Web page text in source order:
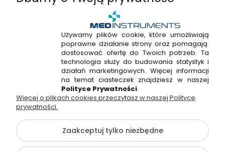
+48 720 915 338
+48 22 298 53 38
Napisz do nas!
Hossa Medical Sp. z o. o. | ul. Kryształowa 33A, 01-356
Warszawa, woj. mazowieckie | NIP: 7010404814, REGON:
146982576, KRS: 0000491265
Używamy plików cookie, które umożliwiają
poprawne działanie strony oraz pomagają
dostosować ofertę do Twoich potrzeb. Ta
technologia służy do budowania statystyk i
działań marketingowych. Więcej informacji
na temat ciasteczek znajdziesz w naszej
Polityce Prywatności.
Więcej o plikach cookies przeczytasz w naszej Polityce
prywatności.
Zaakceptuj tylko niezbędne